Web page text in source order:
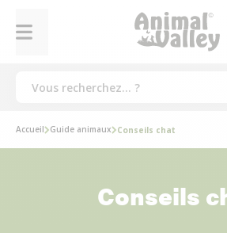
Accueil Guide animaux Conseils chat
Conseils